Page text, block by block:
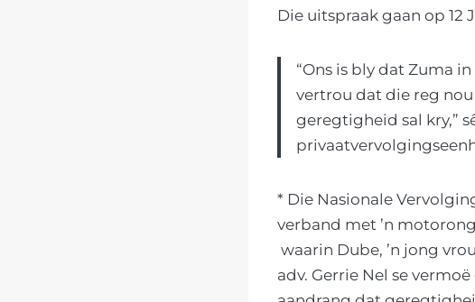
Die uitspraak gaan op 12
“Ons is bly dat Zuma
vertrou dat die reg
geregtigheid sal kry,”
* Die Nasionale
verband met ’n
waarin Dube, ’n jong
adv. Gerrie Nel se